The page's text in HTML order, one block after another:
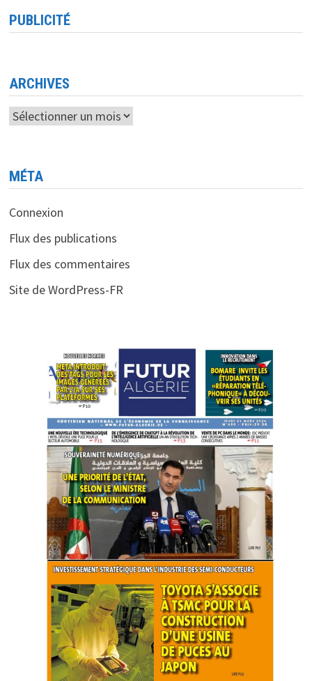
PUBLICITÉ
ARCHIVES
Archives
MÉTA
Connexion
Flux des publications
Flux des commentaires
Site de WordPress-FR